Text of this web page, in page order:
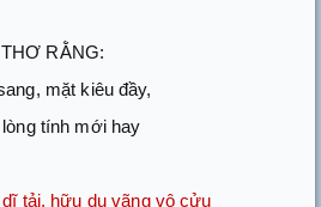
THƠ RẰNG:
mặt kiêu đầy,
lòng tính mới hay
tải, hữu du vãng vô cửu